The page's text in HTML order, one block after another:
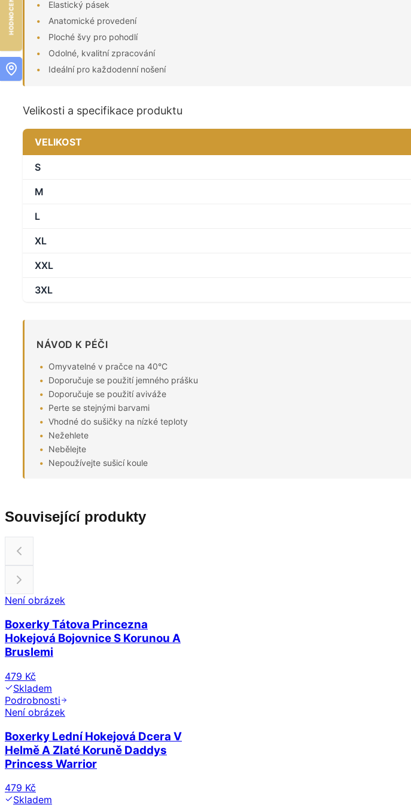
Elastický pásek
Anatomické provedení
Ploché švy pro pohodlí
Odolné, kvalitní zpracování
Ideální pro každodenní nošení
Velikosti a specifikace produktu
VELIKOST
S
M
L
XL
XXL
3XL
NÁVOD K PÉČI
Omyvatelné v pračce na 40°C
Doporučuje se použití jemného prášku
Doporučuje se použití aviváže
Perte se stejnými barvami
Vhodné do sušičky na nízké teploty
Nežehlete
Nebělejte
Nepoužívejte sušicí koule
Související produkty
Není obrázek
Boxerky Tátova Princezna
Hokejová Bojovnice S Korunou A
Bruslemi
479 Kč
Skladem
Podrobnosti
Není obrázek
Boxerky Lední Hokejová Dcera V
Helmě A Zlaté Koruně Daddys
Princess Warrior
479 Kč
Skladem